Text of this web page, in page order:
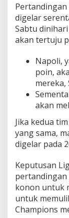
digelar
Sabtu
akan tertuju
Napoli,
poin,
mereka,
akan
Jika kedua
yang sama,
digelar pada
Keputusan
pertandingan
konon untuk
untuk
Champions